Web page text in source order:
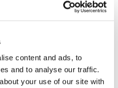
content and ads, to
and to analyse our traffic.
your use of our site with